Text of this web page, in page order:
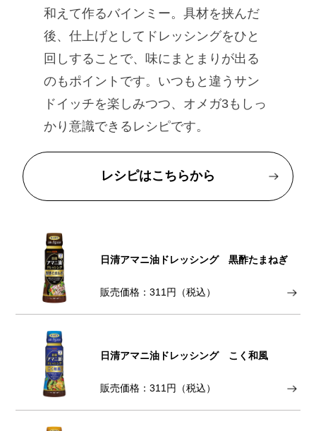
和えて作るバインミー。具材を挟んだ
後、仕上げとしてドレッシングをひと
回しすることで、味にまとまりが出る
のもポイントです。いつもと違うサン
ドイッチを楽しみつつ、オメガ3もしっ
かり意識できるレシピです。
レシピはこちらから
日清アマニ油ドレッシング 黒酢たまねぎ
販売価格：311円（税込）
日清アマニ油ドレッシング こく和風
販売価格：311円（税込）